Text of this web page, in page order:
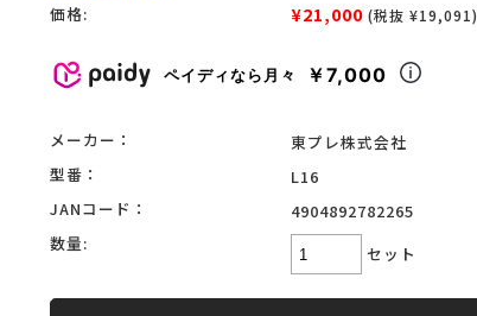
価格: ¥21,000 (税抜 ¥19,091)
ペイディなら月々 ￥7,000
メーカー：
東プレ株式会社
型番：
L16
JANコード：
4904892782265
数量:
セット